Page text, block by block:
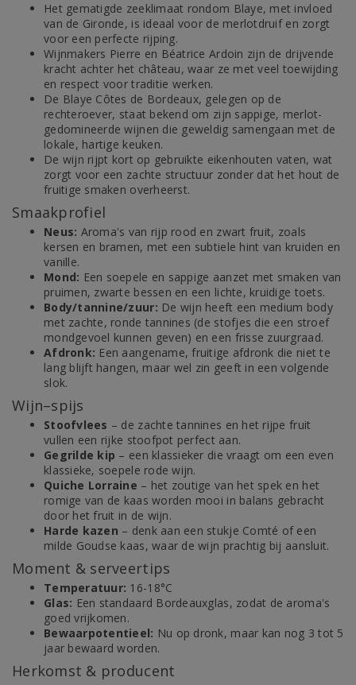
Het gematigde zeeklimaat rondom Blaye, met invloed
van de Gironde, is ideaal voor de merlotdruif en zorgt
voor een perfecte rijping.
Wijnmakers Pierre en Béatrice Ardoin zijn de drijvende
kracht achter het château, waar ze met veel toewijding
en respect voor traditie werken.
De Blaye Côtes de Bordeaux, gelegen op de
rechteroever, staat bekend om zijn sappige, merlot-
gedomineerde wijnen die geweldig samengaan met de
lokale, hartige keuken.
De wijn rijpt kort op gebruikte eikenhouten vaten, wat
zorgt voor een zachte structuur zonder dat het hout de
fruitige smaken overheerst.
Smaakprofiel
Neus: Aroma's van rijp rood en zwart fruit, zoals
kersen en bramen, met een subtiele hint van kruiden en
vanille.
Mond: Een soepele en sappige aanzet met smaken van
pruimen, zwarte bessen en een lichte, kruidige toets.
Body/tannine/zuur: De wijn heeft een medium body
met zachte, ronde tannines (de stofjes die een stroef
mondgevoel kunnen geven) en een frisse zuurgraad.
Afdronk: Een aangename, fruitige afdronk die niet te
lang blijft hangen, maar wel zin geeft in een volgende
slok.
Wijn–spijs
Stoofvlees – de zachte tannines en het rijpe fruit
vullen een rijke stoofpot perfect aan.
Gegrilde kip – een klassieker die vraagt om een even
klassieke, soepele rode wijn.
Quiche Lorraine – het zoutige van het spek en het
romige van de kaas worden mooi in balans gebracht
door het fruit in de wijn.
Harde kazen – denk aan een stukje Comté of een
milde Goudse kaas, waar de wijn prachtig bij aansluit.
Moment & serveertips
Temperatuur: 16-18°C
Glas: Een standaard Bordeauxglas, zodat de aroma's
goed vrijkomen.
Bewaarpotentieel: Nu op dronk, maar kan nog 3 tot 5
jaar bewaard worden.
Herkomst & producent